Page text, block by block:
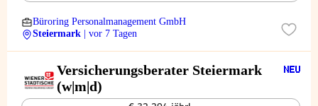
Büroring Personalmanagement GmbH
Steiermark
| vor 7 Tagen
Versicherungsberater Steiermark
(w|m|d)